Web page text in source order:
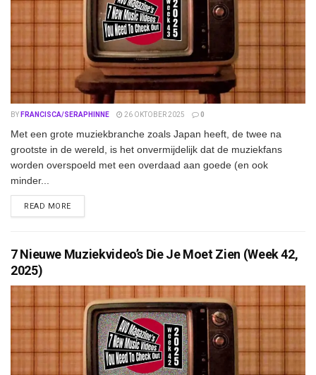
BY FRANCISCA/SERAPHINNE 26 OKTOBER 2025 0
Met een grote muziekbranche zoals Japan heeft, de twee na
grootste in de wereld, is het onvermijdelijk dat de muziekfans
worden overspoeld met een overdaad aan goede (en ook
minder...
READ MOREDETAILS
7 Nieuwe Muziekvideo’s Die Je Moet Zien (Week 42,
2025)